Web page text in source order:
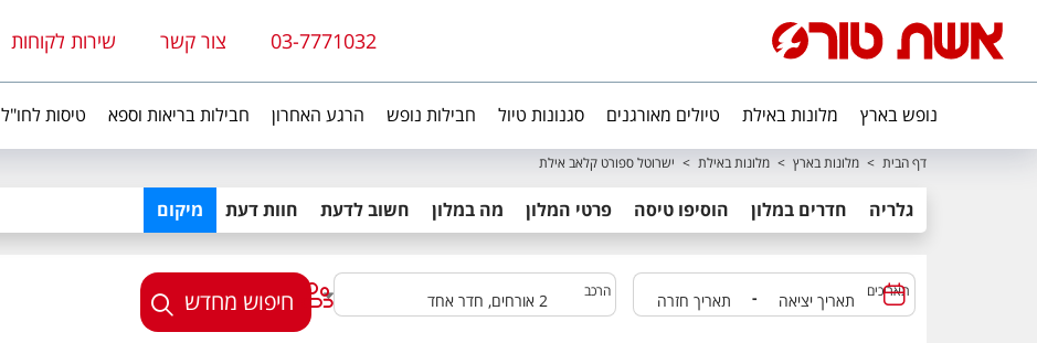
03-7771032 צור קשר שירות לקוחות
נופש בארץ מלונות באילת טיולים מאורגנים סגנונות טיול חבילות נופש הרגע האחרון חבילות בריאות וספא טיסות לחו"ל
דף הבית > מלונות בארץ > מלונות באילת > ישרוטל ספורט קלאב אילת
גלריה חדרים במלון הוסיפו טיסה פרטי המלון מה במלון חשוב לדעת חוות דעת מיקום
תאריכים - הרכב חיפוש מחדש